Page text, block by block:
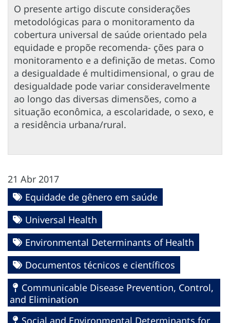
O presente artigo discute considerações
metodológicas para o monitoramento da
cobertura universal de saúde orientado pela
equidade e propõe recomenda- ções para o
monitoramento e a definição de metas. Como
a desigualdade é multidimensional, o grau de
desigualdade pode variar consideravelmente
ao longo das diversas dimensões, como a
situação econômica, a escolaridade, o sexo, e
a residência urbana/rural.
21 Abr 2017
Equidade de gênero em saúde
Universal Health
Environmental Determinants of Health
Documentos técnicos e científicos
Communicable Disease Prevention, Control,
and Elimination
Social and Environmental Determinants for